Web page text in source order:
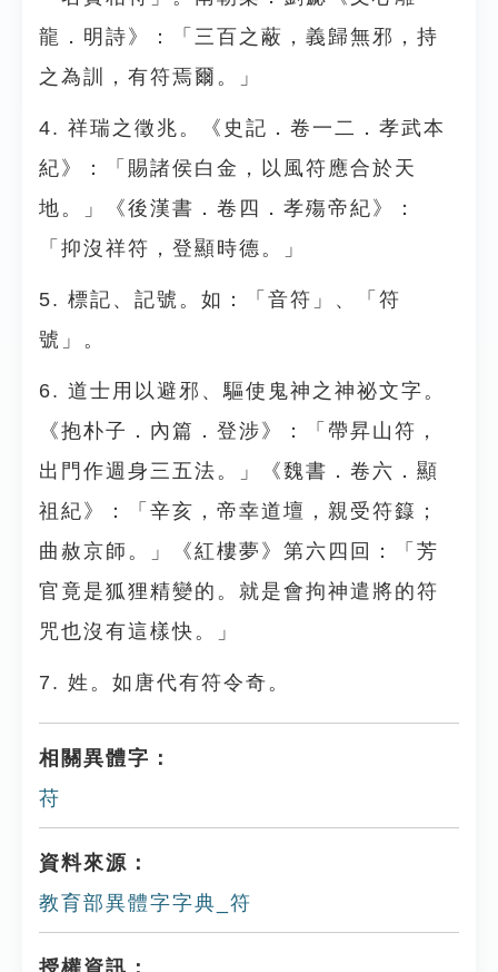
龍．明詩》：「三百之蔽，義歸無邪，持
之為訓，有符焉爾。」
4. 祥瑞之徵兆。《史記．卷一二．孝武本
紀》：「賜諸侯白金，以風符應合於天
地。」《後漢書．卷四．孝殤帝紀》：
「抑沒祥符，登顯時德。」
5. 標記、記號。如：「音符」、「符
號」。
6. 道士用以避邪、驅使鬼神之神祕文字。
《抱朴子．內篇．登涉》：「帶昇山符，
出門作週身三五法。」《魏書．卷六．顯
祖紀》：「辛亥，帝幸道壇，親受符籙；
曲赦京師。」《紅樓夢》第六四回：「芳
官竟是狐狸精變的。就是會拘神遣將的符
咒也沒有這樣快。」
7. 姓。如唐代有符令奇。
相關異體字：
苻
資料來源：
教育部異體字字典_符
授權資訊：